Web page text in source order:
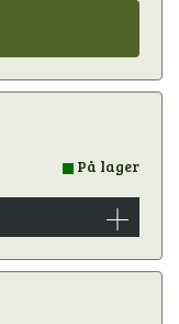
På lager